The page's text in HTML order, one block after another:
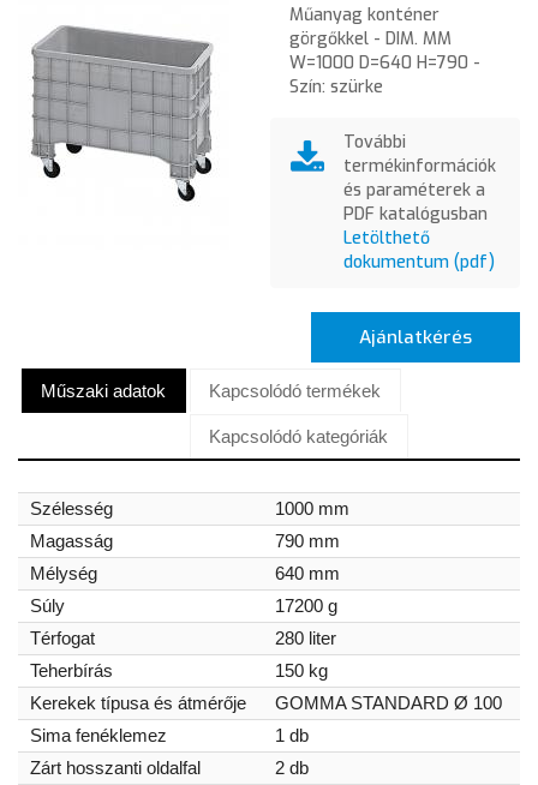
Műanyag konténer
görgőkkel - DIM. MM
W=1000 D=640 H=790 -
Szín: szürke
További
termékinformációk
és paraméterek a
PDF katalógusban
Letölthető
dokumentum (pdf)
Ajánlatkérés
Műszaki adatok Kapcsolódó termékek
Kapcsolódó kategóriák
Szélesség
1000 mm
Magasság
790 mm
Mélység
640 mm
Súly
17200 g
Térfogat
280 liter
Teherbírás
150 kg
Kerekek típusa és átmérője
GOMMA STANDARD Ø 100
Sima fenéklemez
1 db
Zárt hosszanti oldalfal
2 db